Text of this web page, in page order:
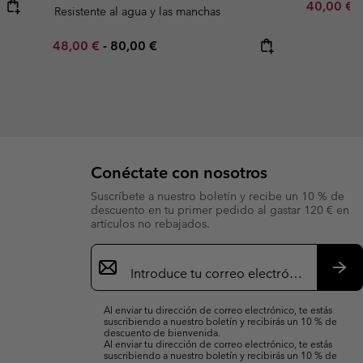
Resistente al agua y las manchas
Minimum sale price:
48,00 €- Maximum price:
80,00 €
40,00 €
Conéctate con nosotros
Suscríbete a nuestro boletín y recibe un 10 % de
descuento en tu primer pedido al gastar 120 € en
artículos no rebajados.
Suscripción
de
correo
Al enviar tu dirección de correo electrónico, te estás
suscribiendo a nuestro boletín y recibirás un 10 % de
descuento de bienvenida.
Al enviar tu dirección de correo electrónico, te estás
suscribiendo a nuestro boletín y recibirás un 10 % de